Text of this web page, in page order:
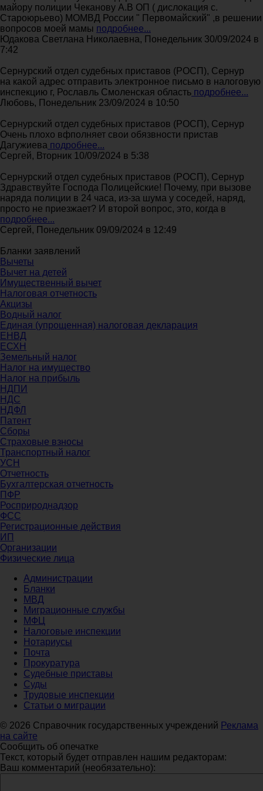
майору полиции Чеканову А.В ОП ( дислокация с.
Староюрьево) МОМВД России " Первомайский" ,в решении
вопросов моей мамы подробнее...
Юдакова Светлана Николаевна, Понедельник 30/09/2024 в
7:42
Сернурский отдел судебных приставов (РОСП), Сернур
на какой адрес отправить электронное письмо в налоговую
инспекцию г, Рославль Смоленская область подробнее...
Любовь, Понедельник 23/09/2024 в 10:50
Сернурский отдел судебных приставов (РОСП), Сернур
Очень плохо вфполняет свои обязвности пристав
Дагужиева подробнее...
Сергей, Вторник 10/09/2024 в 5:38
Сернурский отдел судебных приставов (РОСП), Сернур
Здравствуйте Господа Полицейские! Почему, при вызове
наряда полиции в 24 часа, из-за шума у соседей, наряд,
просто не приезжает? И второй вопрос, это, когда в
подробнее...
Сергей, Понедельник 09/09/2024 в 12:49
Бланки заявлений
Вычеты
Вычет на детей
Имущественный вычет
Налоговая отчетность
Акцизы
Водный налог
Единая (упрощенная) налоговая декларация
ЕНВД
ЕСХН
Земельный налог
Налог на имущество
Налог на прибыль
НДПИ
НДС
НДФЛ
Патент
Сборы
Страховые взносы
Транспортный налог
УСН
Отчетность
Бухгалтерская отчетность
ПФР
Росприроднадзор
ФСС
Регистрационные действия
ИП
Организации
Физические лица
Администрации
Бланки
МВД
Миграционные службы
МФЦ
Налоговые инспекции
Нотариусы
Почта
Прокуратура
Судебные приставы
Суды
Трудовые инспекции
Статьи о миграции
© 2026 Справочник государственных учреждений Реклама
на сайте
Сообщить об опечатке
Текст, который будет отправлен нашим редакторам:
Ваш комментарий (необязательно):